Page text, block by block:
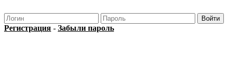
Регистрация - Забыли пароль